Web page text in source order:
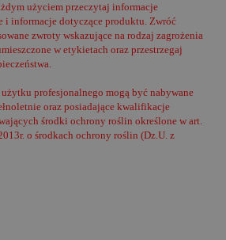
użyciem przeczytaj informacje
i informacje dotyczące produktu. Zwróć
zwroty wskazujące na rodzaj zagrożenia
w etykietach oraz przestrzegaj
profesjonalnego mogą być nabywane
oraz posiadające kwalifikacje
środki ochrony roślin określone w art.
o środkach ochrony roślin (Dz.U. z